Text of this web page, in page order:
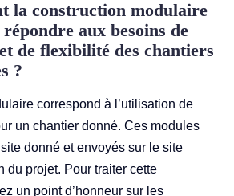
la construction modulaire
aux besoins de
de flexibilité des chantiers
?
correspond à l’utilisation de
un chantier donné. Ces modules
donné et envoyés sur le site
du projet. Pour traiter cette
un point d’honneur sur les